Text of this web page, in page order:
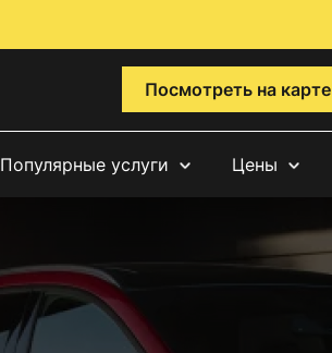
Посмотреть на карте
Популярные услуги Цены